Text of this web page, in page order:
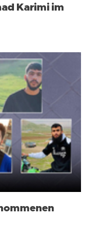
Karimi im